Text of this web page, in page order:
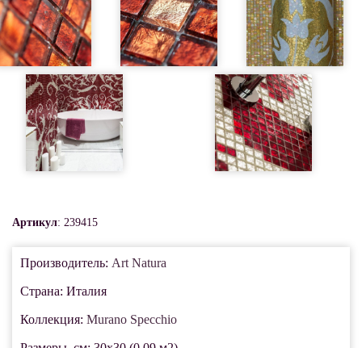
Артикул: 239415
Производитель: Art Natura
Страна: Италия
Коллекция: Murano Specchio